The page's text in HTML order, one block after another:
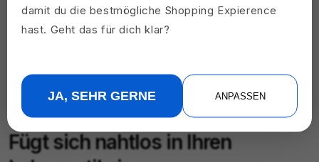
Fügt sich nahtlos in Ihren
damit du die bestmögliche Shopping Expierence
hast. Geht das für dich klar?
JA, SEHR GERNE ANPASSEN